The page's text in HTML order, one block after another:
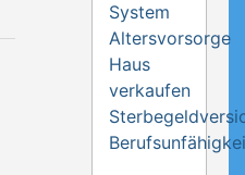
System
Altersvorsorge
Haus
verkaufen